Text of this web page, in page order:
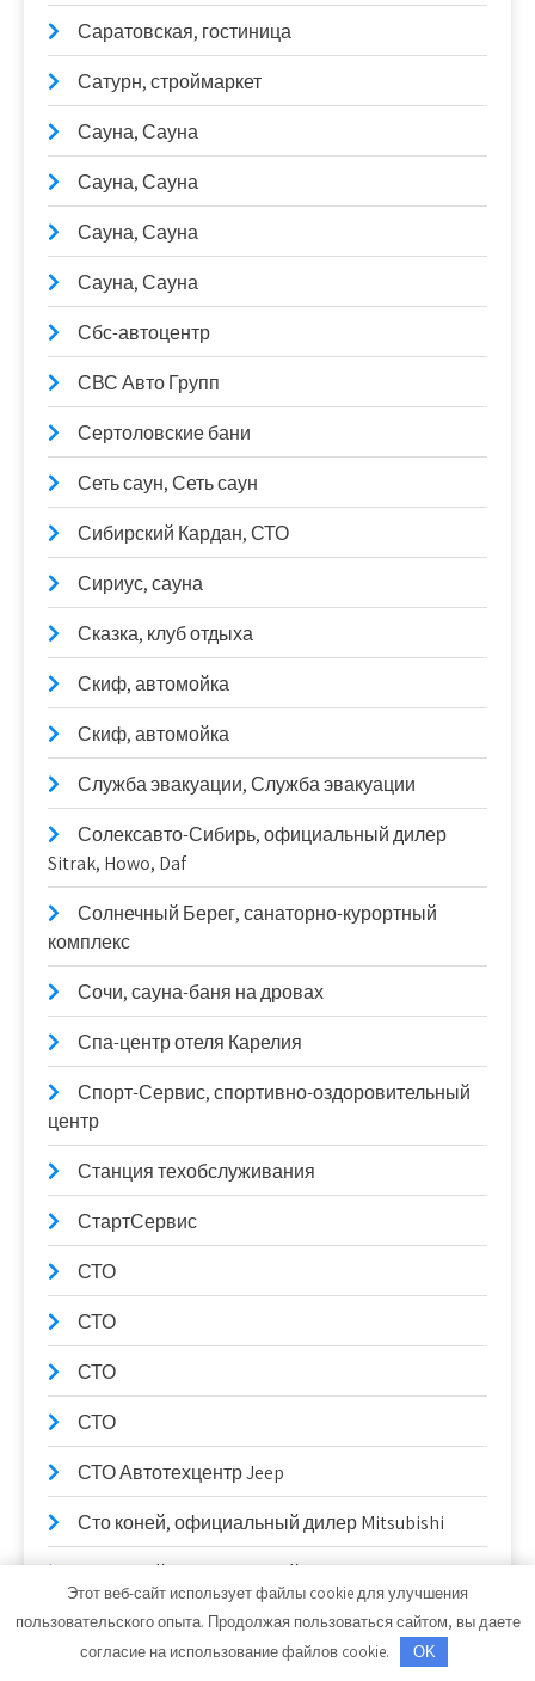
Саратовская, гостиница
Сатурн, строймаркет
Сауна, Сауна
Сауна, Сауна
Сауна, Сауна
Сауна, Сауна
Сбс-автоцентр
СВС Авто Групп
Сертоловские бани
Сеть саун, Сеть саун
Сибирский Кардан, СТО
Сириус, сауна
Сказка, клуб отдыха
Скиф, автомойка
Скиф, автомойка
Служба эвакуации, Служба эвакуации
Солексавто-Сибирь, официальный дилер
Sitrak, Howo, Daf
Солнечный Берег, санаторно-курортный
комплекс
Сочи, сауна-баня на дровах
Спа-центр отеля Карелия
Спорт-Сервис, спортивно-оздоровительный
центр
Станция техобслуживания
СтартСервис
СТО
СТО
СТО
СТО
СТО Автотехцентр Jeep
Сто коней, официальный дилер Mitsubishi
Сто коней, официальный дилер Mitsubishi
СТО Партнер-Авто
Этот веб-сайт использует файлы cookie для улучшения
пользовательского опыта. Продолжая пользоваться сайтом, вы даете
согласие на использование файлов cookie.
OK